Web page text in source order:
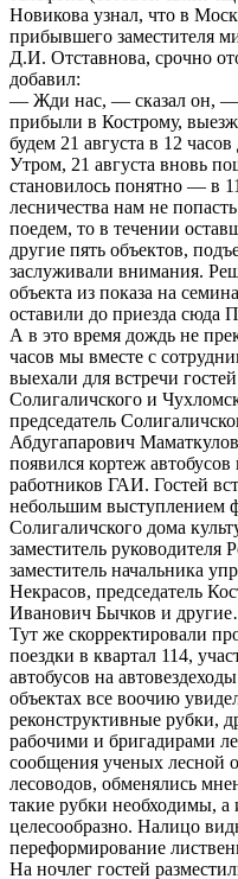
Новикова узнал, что в
прибывшего заместителя
Д.И. Отставнова, срочно
добавил:
— Жди нас, — сказал он, —
прибыли в Кострому,
будем 21 августа в 12 часов
Утром, 21 августа вновь
становилось понятно — в
лесничества нам не
поедем, то в течении
другие пять объектов,
заслуживали внимания.
объекта из показа на
оставили до приезда сюда
А в это время дождь не
часов мы вместе с
выехали для встречи
Солигаличского и
председатель
Абдугапарович
появился кортеж
работников ГАИ. Гостей
небольшим выступлением
Солигаличского дома
заместитель
заместитель начальника
Некрасов, председатель
Иванович Бычков и
Тут же скорректировали
поездки в квартал 114,
автобусов на
объектах все воочию
реконструктивные рубки,
рабочими и бригадирами
сообщения ученых лесной
лесоводов, обменялись
такие рубки необходимы,
целесообразно. Налицо
переформирование
На ночлег гостей